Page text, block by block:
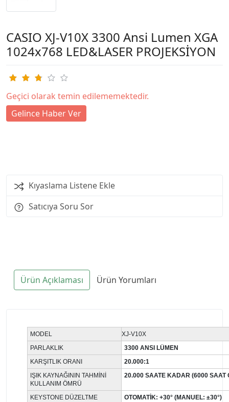
CASIO XJ-V10X 3300 Ansi Lumen XGA
1024x768 LED&LASER PROJEKSİYON
Geçici olarak temin edilememektedir.
Gelince Haber Ver
Kıyaslama Listene Ekle
Satıcıya Soru Sor
Ürün Açıklaması Ürün Yorumları
MODEL
XJ-V10X
PARLAKLIK
3300 ANSI LÜMEN
KARŞITLIK ORANI
20.000:1
IŞIK KAYNAĞININ TAHMINI
KULLANIM ÖMRÜ
20.000 SAATE KADAR (6000 SAAT
KEYSTONE DÜZELTME
OTOMATIK: +30° (MANUEL: ±30°)